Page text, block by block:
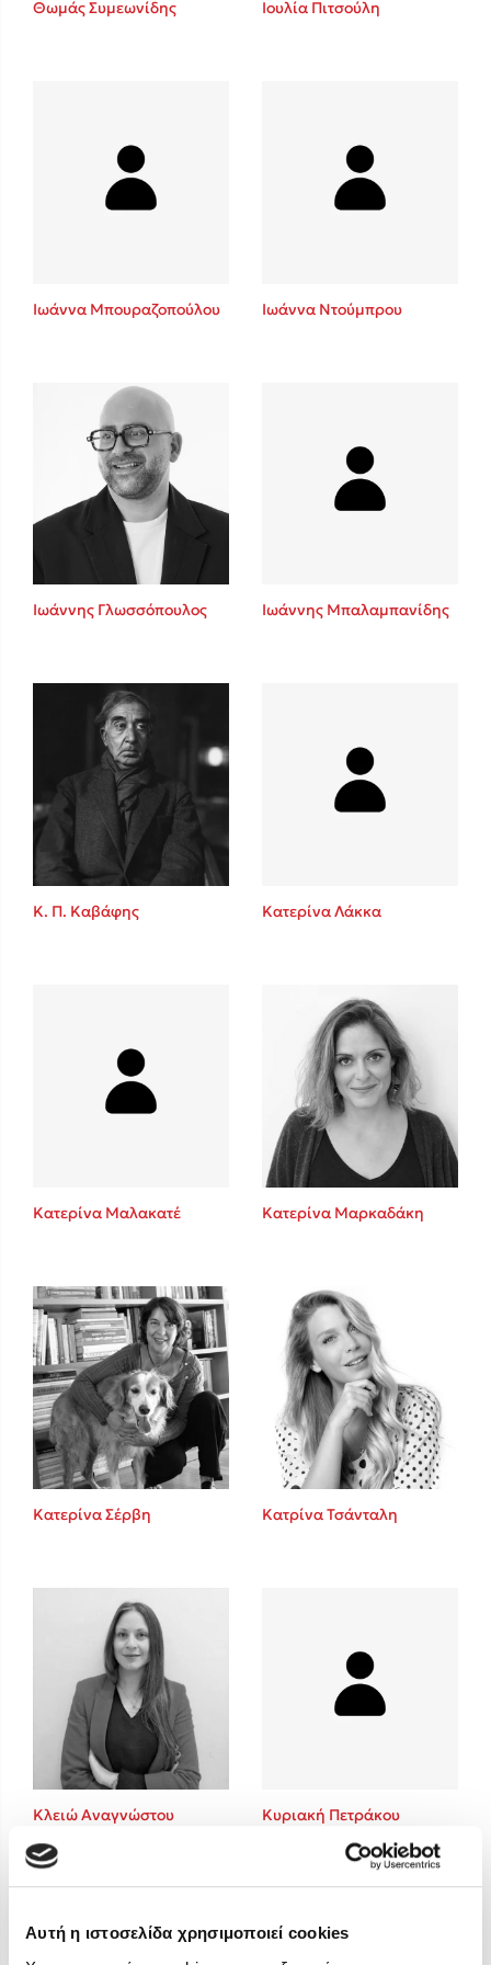
Αυτή η ιστοσελίδα χρησιμοποιεί cookies
Playlist
Το λεξικό της ζωής σου
Κώστας Κρομμύδας
Ιωάννης Γλωσσόπουλος
Ένας γίγαντας στο σχολείο
Δανάη Δεληγεώργη
Η μέθοδος Αφήστε τους
Δημοφιλείς Συγγραφείς
Φυστίκι ΠουΚυλάει
Παύλος Καστανάς
El Sombrero
Στέφανος Ξενάκης
Sebastian Fitzek
Κατρίνα Τσάνταλη
Mimi Matthews
Benzamin Bécue
Rebecca Yarros
Teo Benedetti
Τζένη Κουτσοδημητροπούλου
Ali Hazelwood
Cori Doerrfeld
Pierdomenico Baccalario
Δανάη Ιμπραχήμ
Θωμάς Συμεωνίδης Ιουλία Πιτσούλη
Ιωάννα Μπουραζοπούλου Ιωάννα Ντούμπρου
Ιωάννης Γλωσσόπουλος Ιωάννης Μπαλαμπανίδης
Κ. Π. Καβάφης Κατερίνα Λάκκα
Κατερίνα Μαλακατέ Κατερίνα Μαρκαδάκη
Κατερίνα Σέρβη Κατρίνα Τσάνταλη
Κλειώ Αναγνώστου Κυριακή Πετράκου